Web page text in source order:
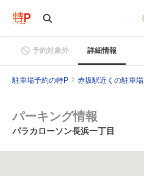
予約対象外 詳細情報
駐車場予約の特P 赤坂駅近くの駐車場
パーキング情報
パラカローソン長浜一丁目